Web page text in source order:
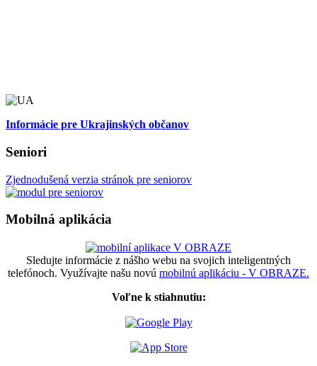
Informácie pre Ukrajinských občanov
Seniori
Zjednodušená verzia stránok pre seniorov
Mobilná aplikácia
Sledujte informácie z nášho webu na svojich inteligentných
telefónoch. Využívajte našu novú mobilnú aplikáciu - V OBRAZE.
Voľne k stiahnutiu: